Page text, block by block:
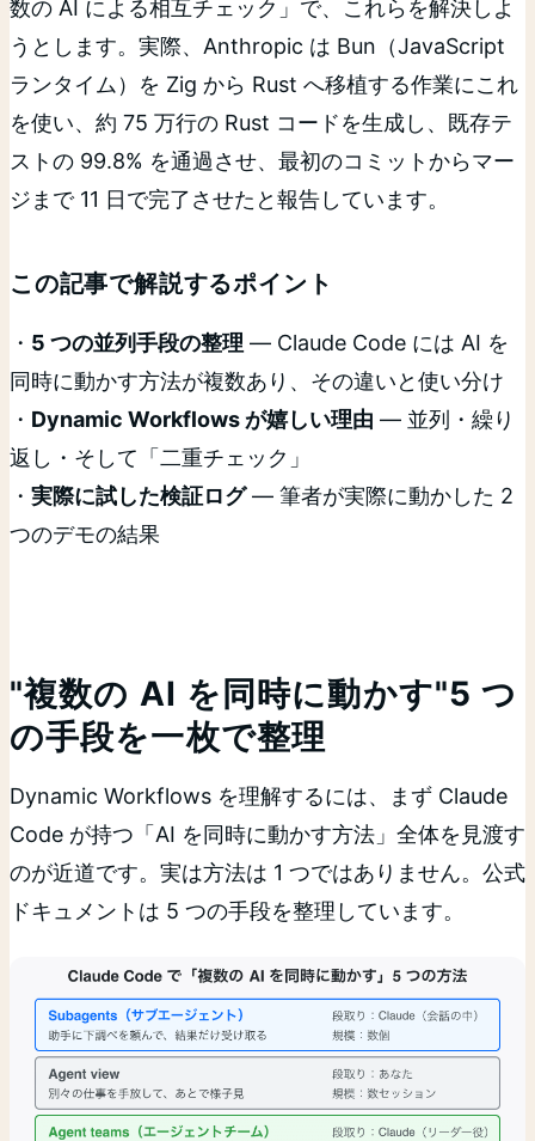
数の AI による相互チェック」で、これらを解決しよ
うとします。実際、Anthropic は Bun（JavaScript
ランタイム）を Zig から Rust へ移植する作業にこれ
を使い、約 75 万行の Rust コードを生成し、既存テ
ストの 99.8% を通過させ、最初のコミットからマー
ジまで 11 日で完了させたと報告しています。
この記事で解説するポイント
・ 5 つの並列手段の整理 — Claude Code には AI を
同時に動かす方法が複数あり、その違いと使い分け
・ Dynamic Workflows が嬉しい理由 — 並列・繰り
返し・そして「二重チェック」
・ 実際に試した検証ログ— 筆者が実際に動かした 2
つのデモの結果
"複数の AI を同時に動かす"5 つ
の手段を一枚で整理
Dynamic Workflows を理解するには、まず Claude
Code が持つ「AI を同時に動かす方法」全体を見渡す
のが近道です。実は方法は 1 つではありません。公式
ドキュメントは 5 つの手段を整理しています。